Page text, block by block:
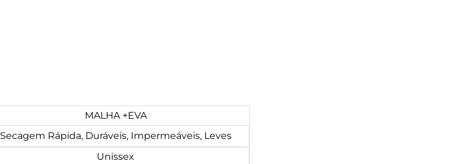
MALHA +EVA
Secagem Rápida, Duráveis, Impermeáveis, Leves
Unissex